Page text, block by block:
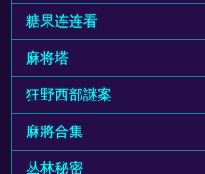
糖果连连看
麻将塔
狂野西部謎案
麻將合集
丛林秘密